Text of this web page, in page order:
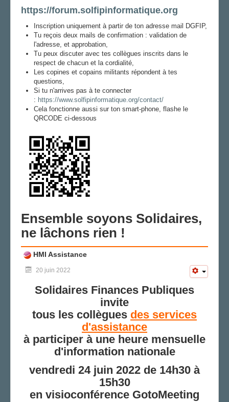
https://forum.solfipinformatique.org
Inscription uniquement à partir de ton adresse mail DGFIP,
Tu reçois deux mails de confirmation : validation de
l'adresse, et approbation,
Tu peux discuter avec tes collègues inscrits dans le
respect de chacun et la cordialité,
Les copines et copains militants répondent à tes
questions,
Si tu n'arrives pas à te connecter
: https://www.solfipinformatique.org/contact/
Cela fonctionne aussi sur ton smart-phone, flashe le
QRCODE ci-dessous
Ensemble soyons Solidaires,
ne lâchons rien !
HMI Assistance
20 juin 2022
Solidaires Finances Publiques
invite
tous les collègues des services
d'assistance
à participer à une heure mensuelle
d'information nationale
vendredi 24 juin 2022 de 14h30 à
15h30
en visioconférence GotoMeeting